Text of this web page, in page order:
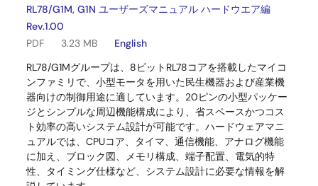
RL78/G1M, G1N ユーザーズマニュアル ハードウエア編
Rev.1.00
PDF
3.23 MB
English
RL78/G1Mグループは、8ビットRL78コアを搭載したマイコ
ンファミリで、小型モータを用いた民生機器および産業機
器向けの制御用途に適しています。20ピンの小型パッケー
ジとシンプルな周辺機能構成により、省スペースかつコス
ト効率の高いシステム設計が可能です。ハードウェアマニ
ュアルでは、CPUコア、タイマ、通信機能、アナログ機能
に加え、ブロック図、メモリ構成、端子配置、電気的特
性、タイミング仕様など、システム設計に必要な情報を解